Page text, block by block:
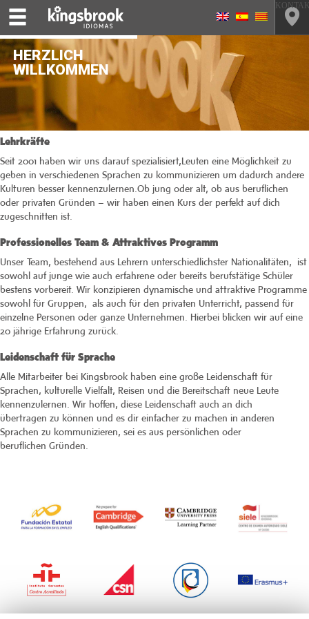
Lehrkräfte
Seit 2001 haben wir uns darauf spezialisiert,Leuten eine Möglichkeit zu
geben in verschiedenen Sprachen zu kommunizieren um dadurch andere
Kulturen besser kennenzulernen.Ob jung oder alt, ob aus beruflichen
oder privaten Gründen – wir haben einen Kurs der perfekt auf dich
zugeschnitten ist.
Professionelles Team & Attraktives Programm
Unser Team, bestehend aus Lehrern unterschiedlichster Nationalitäten, ist
sowohl auf junge wie auch erfahrene oder bereits berufstätige Schüler
bestens vorbereit. Wir konzipieren dynamische und attraktive Programme
sowohl für Gruppen, als auch für den privaten Unterricht, passend für
einzelne Personen oder ganze Unternehmen. Hierbei blicken wir auf eine
20 jährige Erfahrung zurück.
Leidenschaft für Sprache
Alle Mitarbeiter bei Kingsbrook haben eine große Leidenschaft für
Sprachen, kulturelle Vielfalt, Reisen und die Bereitschaft neue Leute
kennenzulernen. Wir hoffen, diese Leidenschaft auch an dich
übertragen zu können und es dir einfacher zu machen in anderen
Sprachen zu kommunizieren, sei es aus persönlichen oder
beruflichen Gründen.